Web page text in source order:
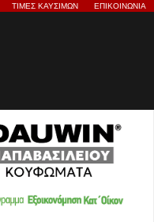
ΤΙΜΕΣ ΚΑΥΣΙΜΩΝ ΕΠΙΚΟΙΝΩΝΙΑ